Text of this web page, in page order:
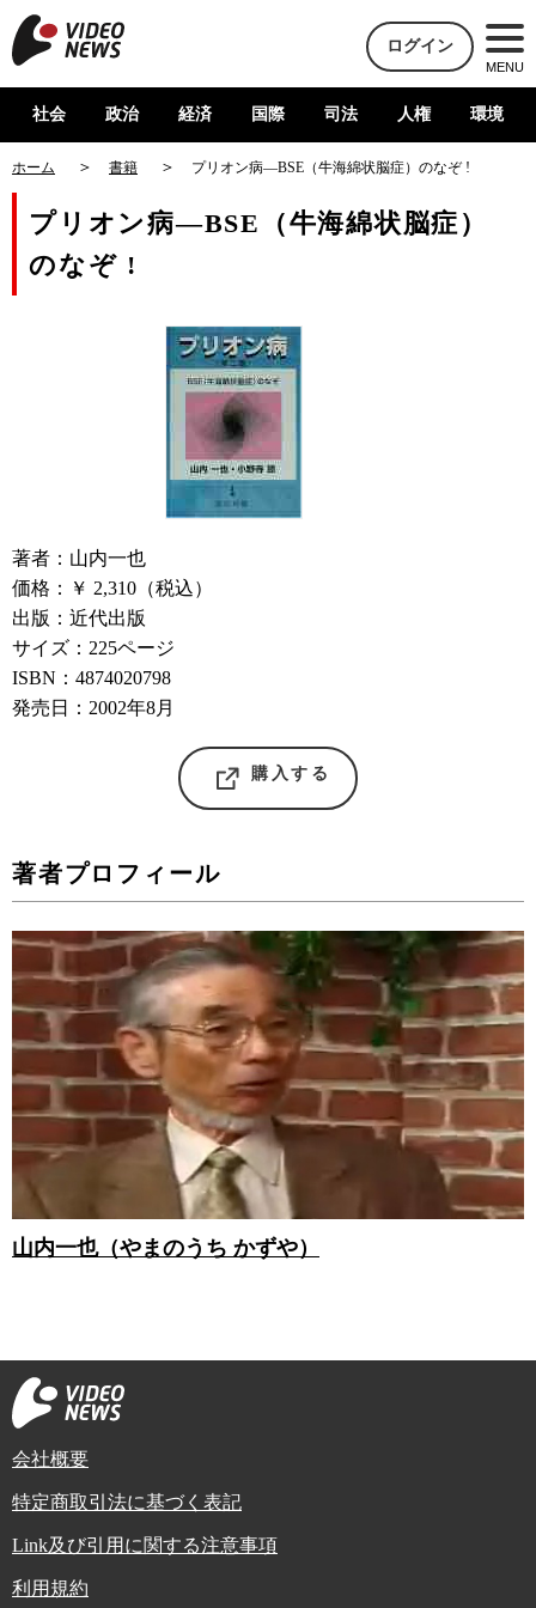
ログイン
MENU
社会 政治 経済 国際 司法 人権 環境
ホーム 書籍 プリオン病―BSE（牛海綿状脳症）のなぞ !
プリオン病―BSE（牛海綿状脳症）
のなぞ !
著者：山内一也
価格：￥ 2,310（税込）
出版：近代出版
サイズ：225ページ
ISBN：4874020798
発売日：2002年8月
購入する
著者プロフィール
山内一也（やまのうち かずや）
会社概要
特定商取引法に基づく表記
Link及び引用に関する注意事項
利用規約